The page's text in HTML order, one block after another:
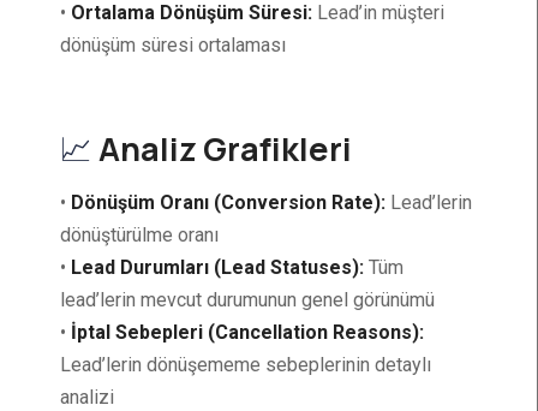
• Ortalama Dönüşüm Süresi: Lead’in müşteri
dönüşüm süresi ortalaması
📈Analiz Grafikleri
• Dönüşüm Oranı (Conversion Rate): Lead’lerin
dönüştürülme oranı
• Lead Durumları (Lead Statuses): Tüm
lead’lerin mevcut durumunun genel görünümü
• İptal Sebepleri (Cancellation Reasons):
Lead’lerin dönüşememe sebeplerinin detaylı
analizi